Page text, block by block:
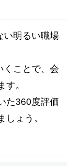
い明るい職場
くことで、会
。
た360度評価
しょう。